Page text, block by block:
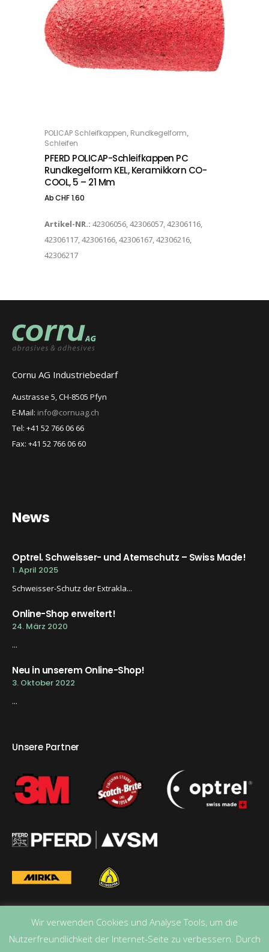
OPTIONS
POLICAP Schleifkappen, Rundkegelform,
Schleifen
PFERD POLICAP-Schleifkappen PC
Rundkegelform KEL, Keramikkorn CO-
COOL, 5 – 21 Mm
AbCHF1.60
Artikel-NR.: 42306056, 42306057, 42306116,
42306117, 42306166, 42306167, 42306216,
42306217
Cornu AG Industriebedarf
Austrasse 5, CH-8505 Pfyn
E-Mail: info@cornuag.ch
Tel: +41 52 766 06 66
Fax: +41 52 766 06 60
News
Optrel. Schweisser- und Atemschutz – Swiss Made!
1. April 2025
Schweisser-Schutz der Extrakla...
Online-Shop erweitert!
24. März 2020
...
Neu in unserem Online-Shop!
3. Oktober 2022
...
Unsere Partner
Wir verwenden Cookies und Analyse Tools, um die
Nutzerfreundlichkeit der Internet-Seite zu verbessern. Durch